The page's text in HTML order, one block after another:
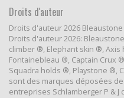
Droits d'auteur
Droits d'auteur 2026
Droits d'auteur 2026:
climber ®, Elephant skin ®, Axis
Fontainebleau ®, Captain Crux
Squadra holds ®, Playstone ®,
sont des marques déposées de
entreprises Schlamberger P & J